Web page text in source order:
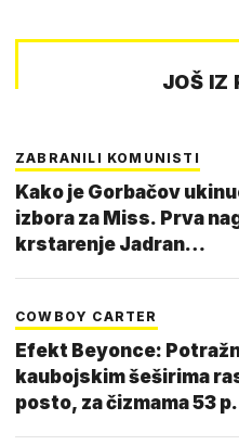
JOŠ IZ
ZABRANILI KOMUNISTI
Kako je Gorbačov
izbora za Miss. Prva nagrada
krstarenje Jadran…
COWBOY CARTER
Efekt Beyonce:
kaubojskim šeširima
posto, za čizmama 53